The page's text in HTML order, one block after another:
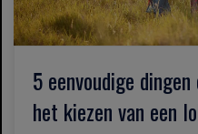
5 eenvoudige
het kiezen van een